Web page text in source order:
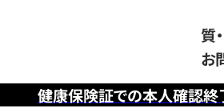
健康保険証での本人確認
質
お
フ